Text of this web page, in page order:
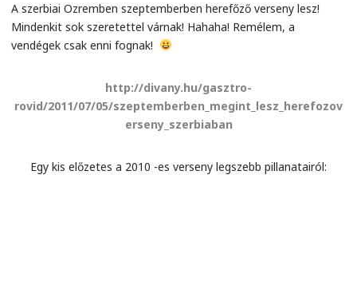
A szerbiai Ozremben szeptemberben herefőző verseny lesz!
Mindenkit sok szeretettel várnak! Hahaha! Remélem, a
vendégek csak enni fognak!
http://divany.hu/gasztro-
rovid/2011/07/05/szeptemberben_megint_lesz_herefozov
erseny_szerbiaban
Egy kis előzetes a 2010 -es verseny legszebb pillanatairól: